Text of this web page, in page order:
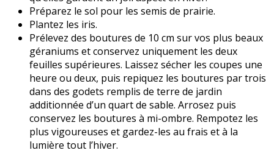
Préparez le sol pour les semis de prairie.
Plantez les iris.
Prélevez des boutures de 10 cm sur vos plus beaux
géraniums et conservez uniquement les deux
feuilles supérieures. Laissez sécher les coupes une
heure ou deux, puis repiquez les boutures par trois
dans des godets remplis de terre de jardin
additionnée d’un quart de sable. Arrosez puis
conservez les boutures à mi-ombre. Rempotez les
plus vigoureuses et gardez-les au frais et à la
lumière tout l’hiver.